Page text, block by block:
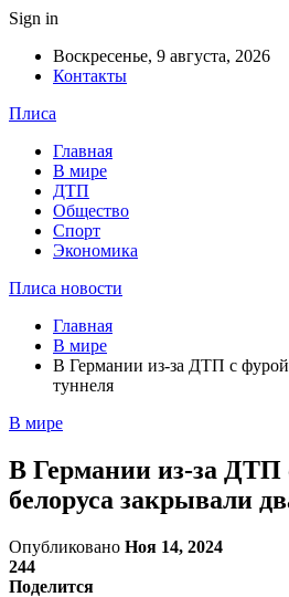
Sign in
Воскресенье, 9 августа, 2026
Контакты
Плиса
Главная
В мире
ДТП
Общество
Спорт
Экономика
Плиса новости
Главная
В мире
В Германии из-за ДТП с фурой
туннеля
В мире
В Германии из-за ДТП
белоруса закрывали
Опубликовано Ноя 14, 2024
244
Поделится